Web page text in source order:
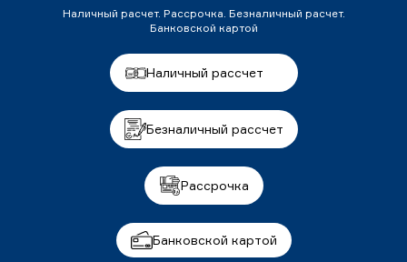
Наличный расчет. Рассрочка. Безналичный расчет.
Банковской картой
Наличный рассчет
Безналичный рассчет
Рассрочка
Банковской картой